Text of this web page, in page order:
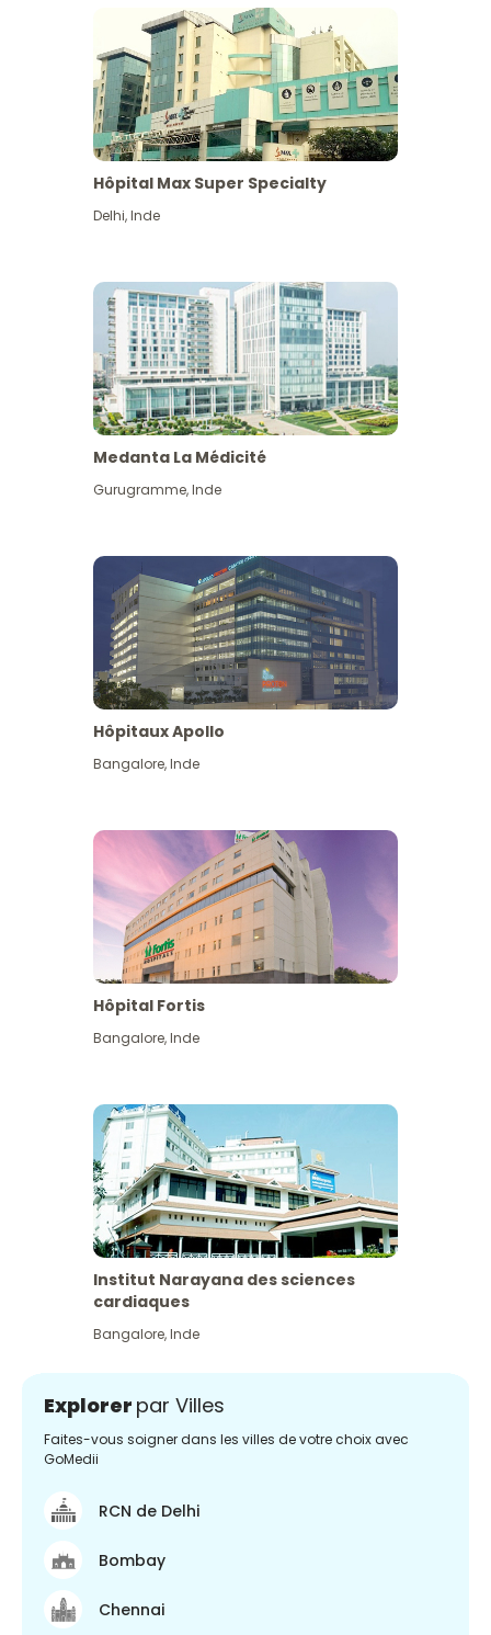
Hôpital Max Super Specialty
Delhi,Inde
Medanta La Médicité
Gurugramme,Inde
Hôpitaux Apollo
Bangalore,Inde
Hôpital Fortis
Bangalore,Inde
Institut Narayana des sciences
cardiaques
Bangalore,Inde
Explorer par Villes
Faites-vous soigner dans les villes de votre choix avec
GoMedii
RCN de Delhi
Bombay
Chennai